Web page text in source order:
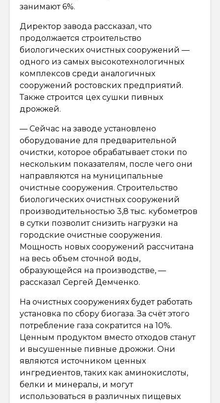
занимают 6%.
Директор завода рассказал, что
продолжается строительство
биологических очистных сооружений —
одного из самых высокотехнологичных
комплексов среди аналогичных
сооружений ростовских предприятий.
Также строится цех сушки пивных
дрожжей.
— Сейчас на заводе установлено
оборудование для предварительной
очистки, которое обрабатывает стоки по
нескольким показателям, после чего они
направляются на муниципальные
очистные сооружения. Строительство
биологических очистных сооружений
производительностью 3,8 тыс. кубометров
в сутки позволит снизить нагрузки на
городские очистные сооружения.
Мощность новых сооружений рассчитана
на весь объем сточной воды,
образующейся на производстве, —
рассказал Сергей Демченко.
На очистных сооружениях будет работать
установка по сбору биогаза. За счёт этого
потребление газа сократится на 10%.
Ценным продуктом вместо отходов станут
и высушенные пивные дрожжи. Они
являются источником ценных
ингредиентов, таких как аминокислоты,
белки и минералы, и могут
использоваться в различных пищевых